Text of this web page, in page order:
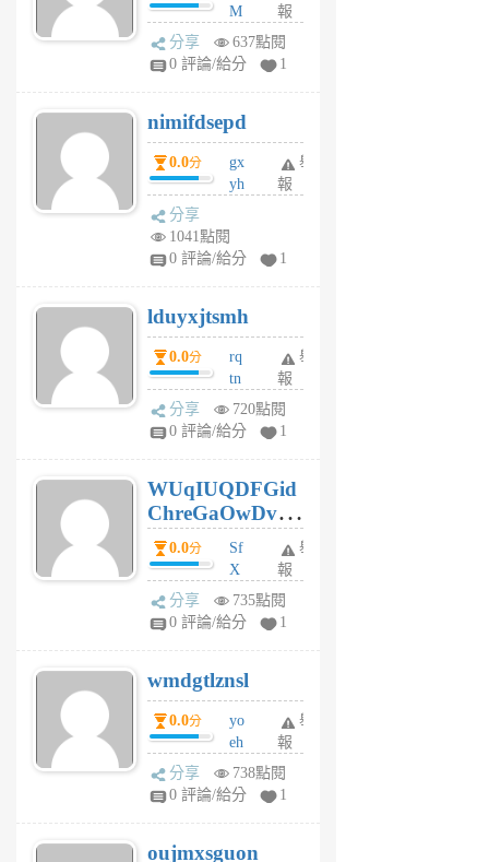
M
U
F
U
5
個
月
報
分享
637點閱
0 評論/給分
1
nimifdsepd
0.0分
gx
yh
jl
月
前
舉
報
分享
1041點閱
0 評論/給分
1
lduyxjtsmh
0.0分
rq
tn
jt
gl
個
月
前
舉
報
分享
720點閱
0 評論/給分
1
WUqIUQDFGid
ChreGaOwDv
dY0.0分
Sf
X
Pe
Jc
R
P
m
v
A
V
個
舉
報
分享
735點閱
0 評論/給分
1
wmdgtlznsl
0.0分
yo
eh
ld
gy
個
舉
報
分享
738點閱
0 評論/給分
1
oujmxsguon